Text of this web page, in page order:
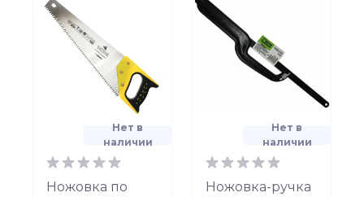
Нет в
наличии
Ножовка по
Нет в
наличии
Ножовка-ручка